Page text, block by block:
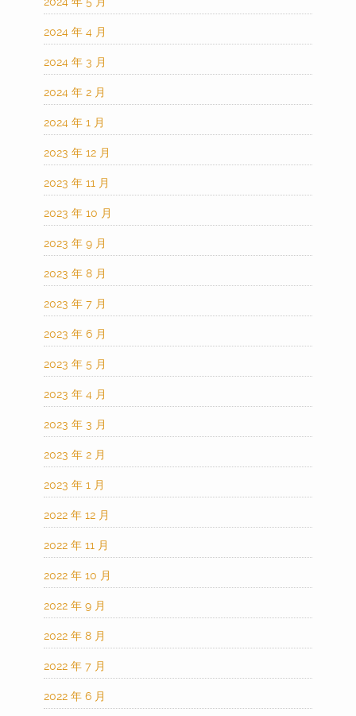
2024 年 4 月
2024 年 3 月
2024 年 2 月
2024 年 1 月
2023 年 12 月
2023 年 11 月
2023 年 10 月
2023 年 9 月
2023 年 8 月
2023 年 7 月
2023 年 6 月
2023 年 5 月
2023 年 4 月
2023 年 3 月
2023 年 2 月
2023 年 1 月
2022 年 12 月
2022 年 11 月
2022 年 10 月
2022 年 9 月
2022 年 8 月
2022 年 7 月
2022 年 6 月